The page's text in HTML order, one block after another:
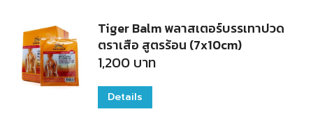
Tiger Balm พลาสเตอร์บรรเทาปวด
ตราเสือ สูตรร้อน (7x10cm)
1,200 บาท
Details